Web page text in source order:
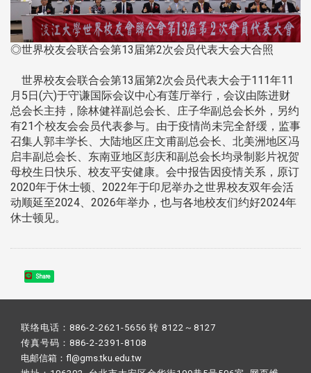
◎世界校友会联合会第13届第2次会员代表大会大合照
世界校友会联合会第13届第2次会员代表大会于111年11
月5日(六)于守谦国际会议中心有莲厅举行，会议由陈进财
总会长主持，除林健祥副总会长、庄子华副总会长外，另约
有21个校友会会员代表参与。由于疫情尚未完全舒缓，监事
召集人郭丰学长、大陆地区庄文甫副总会长、北美洲地区冯
启丰副总会长、东南亚地区彭庆和副总会长均录制影片祝贺
母校生日快乐、校友平安健康。会中报告因疫情关系，原订
2020年于休士顿、2022年于印尼举办之世界校友双年会活
动顺延至2024、2026年举办，也与各地校友们约好2024年
休士顿见。
Share
联络电话：886-2-2621-5656 转 8122～8127
传真号码：886-2-2391-8108
电邮信箱：fl@gms.tku.edu.tw